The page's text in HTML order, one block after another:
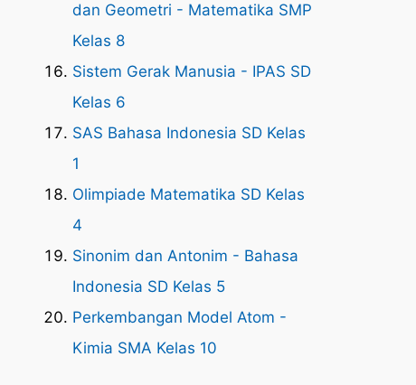
dan Geometri - Matematika SMP
Kelas 8
Sistem Gerak Manusia - IPAS SD
Kelas 6
SAS Bahasa Indonesia SD Kelas
1
Olimpiade Matematika SD Kelas
4
Sinonim dan Antonim - Bahasa
Indonesia SD Kelas 5
Perkembangan Model Atom -
Kimia SMA Kelas 10